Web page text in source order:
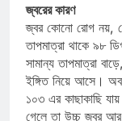
জ্বরের কারণ
জ্বর কোনো রোগ নয়,
তাপমাত্রা থাকে ৯৮
সামান্য তাপমাত্রা
ইঙ্গিত নিয়ে আসে।
১০৩ এর কাছাকাছি
গেলে তা উচ্চ জ্বর আর